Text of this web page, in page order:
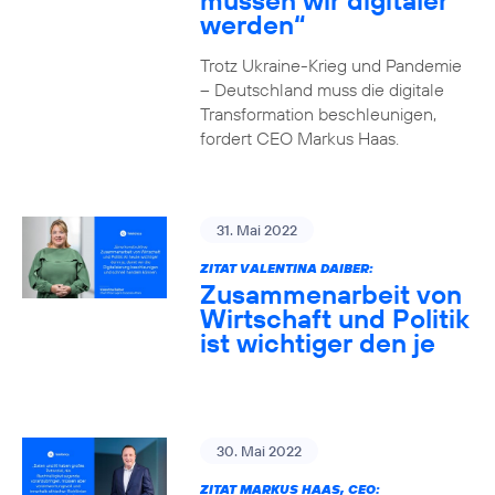
werden“
Trotz Ukraine-Krieg und Pandemie
– Deutschland muss die digitale
Transformation beschleunigen,
fordert CEO Markus Haas.
31. Mai 2022
ZITAT VALENTINA DAIBER:
Zusammenarbeit von
Wirtschaft und Politik
ist wichtiger den je
30. Mai 2022
ZITAT MARKUS HAAS, CEO: